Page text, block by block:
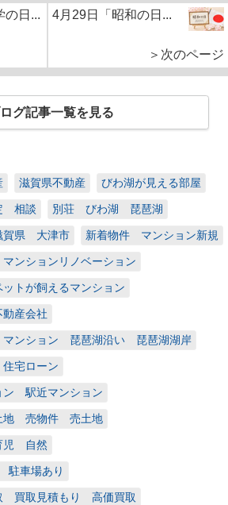
の日... 4月29日「昭和の日...
＞次のページ
グ記事一覧を見る
滋賀県不動産 びわ湖が見える部屋
相談 別荘 びわ湖 琵琶湖
県 大津市 新着物件 マンション新規
ンションリノベーション
トが飼えるマンション
産会社
ンション 琵琶湖沿い 琵琶湖湖岸
宅ローン
駅近マンション
地 売物件 売土地
児 自然
車場あり
買取見積もり 高価買取